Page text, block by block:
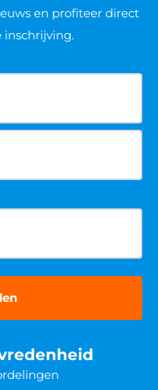
en profiteer direct
inschrijving.